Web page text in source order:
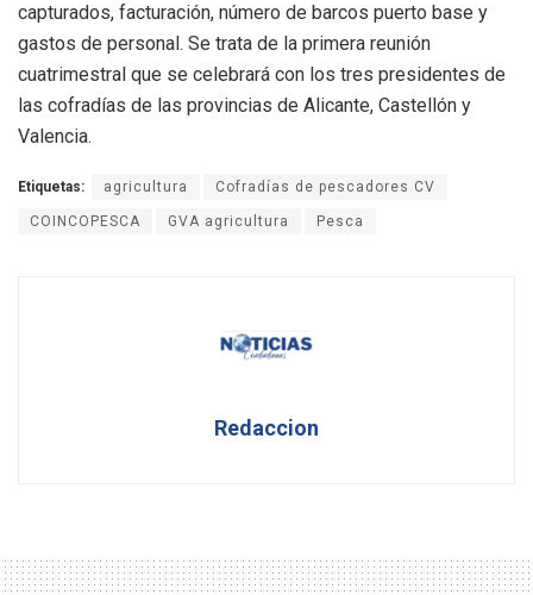
capturados, facturación, número de barcos puerto base y
gastos de personal. Se trata de la primera reunión
cuatrimestral que se celebrará con los tres presidentes de
las cofradías de las provincias de Alicante, Castellón y
Valencia.
Etiquetas: agricultura Cofradías de pescadores CV
COINCOPESCA GVA agricultura Pesca
Redaccion